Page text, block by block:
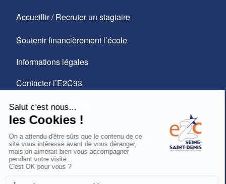
Accueillir / Recruter un stagiaire
Soutenir financièrement l’école
Informations légales
Contacter l’E2C93
Certification Qualiopi
Politique de confidentialité